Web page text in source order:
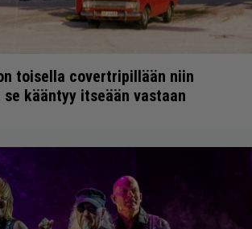
toisella covertripillään niin
kääntyy itseään vastaan